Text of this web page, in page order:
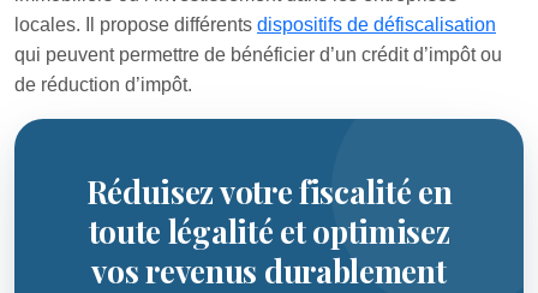
locales. Il propose différents dispositifs de défiscalisation
qui peuvent permettre de bénéficier d’un crédit d’impôt ou
de réduction d’impôt.
Réduisez votre fiscalité en
toute légalité et optimisez
vos revenus durablement